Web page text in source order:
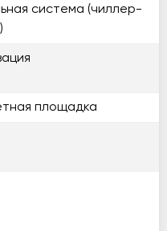
система (чиллер-
площадка